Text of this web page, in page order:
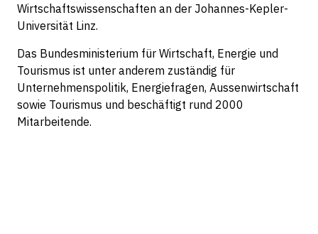
Wirtschaftswissenschaften an der Johannes-Kepler-
Universität Linz.
Das Bundesministerium für Wirtschaft, Energie und
Tourismus ist unter anderem zuständig für
Unternehmenspolitik, Energiefragen, Aussenwirtschaft
sowie Tourismus und beschäftigt rund 2000
Mitarbeitende.